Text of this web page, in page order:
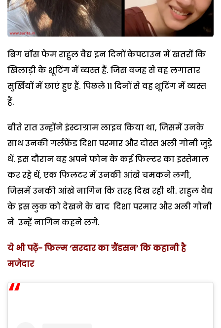
बिग बॉस फेम राहुल वैद्य इन दिनों केपटाउन में खतरों कि
खिलाड़ी के शूटिंग में व्यस्त हैं. जिस वजह से वह लगातार
सुर्खियों में छाएं हुए हैं. पिछले 11 दिनों से वह शूटिंग में व्यस्त
हैं.
बीते रात उन्होंने इंस्टाग्राम लाइव किया था, जिसमें उनके
साथ उनकी गर्लफ्रेंड दिशा परमार और दोस्त अली गोनी जुड़े
थें. इस दौरान वह अपने फोन के कई फिल्टर का इस्तेमाल
कर रहे थें, एक फिलटर में उनकी आंखे चमकने लगी,
जिसमें उनकी आंखे नागिन कि तरह दिख रही थी. राहुल वैद्य
के इस लुक को देखने के बाद दिशा परमार और अली गोनी
ने उन्हें नागिन कहने लगे.
ये भी पढ़ें-फिल्म ‘सरदार का ग्रैंडसन’ कि कहानी है
मजेदार